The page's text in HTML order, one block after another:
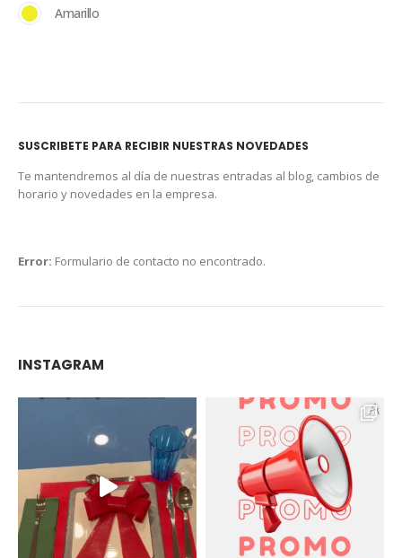
Amarillo
SUSCRIBETE PARA RECIBIR NUESTRAS NOVEDADES
Te mantendremos al día de nuestras entradas al blog, cambios de
horario y novedades en la empresa.
Error: Formulario de contacto no encontrado.
INSTAGRAM